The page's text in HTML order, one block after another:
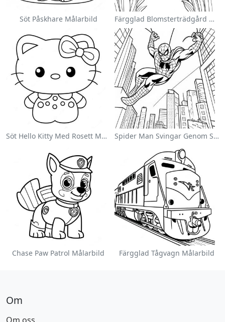
Söt Påskhare Målarbild Färgglad Blomsterträdgård Målarbild
Söt Hello Kitty Med Rosett Målarbild Spider Man Svingar Genom Staden Målarbild
Chase Paw Patrol Målarbild Färgglad Tågvagn Målarbild
Om